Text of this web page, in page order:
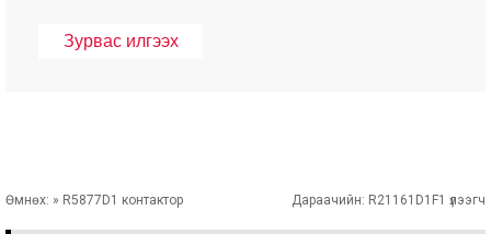
Өмнөх: » R5877D1 контактор Дараачийн: R21161D1F1 үлээгч